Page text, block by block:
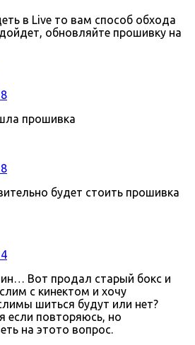
в Live то вам способ обхода
обновляйте прошивку на
прошивка
будет стоить прошивка
Вот продал старый бокс и
с кинектом и хочу
шиться будут или нет?
если повторяюсь, но
на этото вопрос.